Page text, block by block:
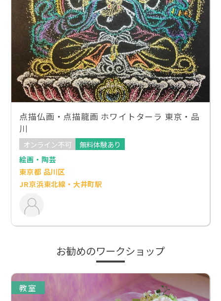
点描仏画・点描龍画 ホワイトターラ 東京・品
川
オンライン不可
無料体験あり
絵画・陶芸
東京都 品川区
JR京浜東北線・大井町駅
お勧めのワークショップ
教室